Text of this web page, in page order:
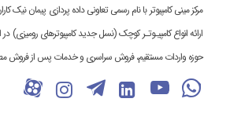
ارائه انواع کامپیـوتـر کوچک (نسل جدید کامپیوترهای رومیزی)
حوزه واردات مستقیم، فروش سراسری و خدمات پس از فروش